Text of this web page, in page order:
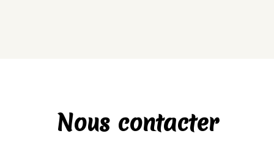
Nous contacter